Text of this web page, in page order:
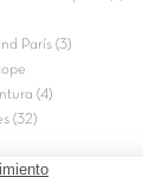
París (3)
(4)
(32)